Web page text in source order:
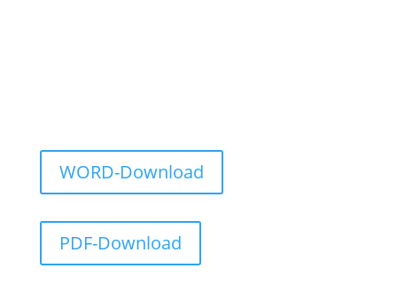
WORD-Download
PDF-Download